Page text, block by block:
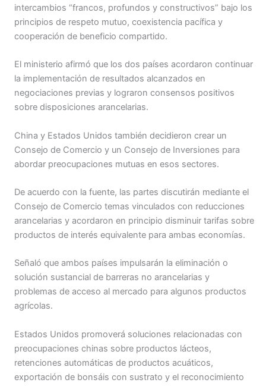
intercambios “francos, profundos y constructivos” bajo los
principios de respeto mutuo, coexistencia pacífica y
cooperación de beneficio compartido.
El ministerio afirmó que los dos países acordaron continuar
la implementación de resultados alcanzados en
negociaciones previas y lograron consensos positivos
sobre disposiciones arancelarias.
China y Estados Unidos también decidieron crear un
Consejo de Comercio y un Consejo de Inversiones para
abordar preocupaciones mutuas en esos sectores.
De acuerdo con la fuente, las partes discutirán mediante el
Consejo de Comercio temas vinculados con reducciones
arancelarias y acordaron en principio disminuir tarifas sobre
productos de interés equivalente para ambas economías.
Señaló que ambos países impulsarán la eliminación o
solución sustancial de barreras no arancelarias y
problemas de acceso al mercado para algunos productos
agrícolas.
Estados Unidos promoverá soluciones relacionadas con
preocupaciones chinas sobre productos lácteos,
retenciones automáticas de productos acuáticos,
exportación de bonsáis con sustrato y el reconocimiento